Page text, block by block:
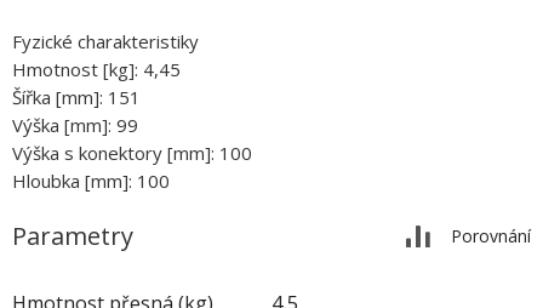
Fyzické charakteristiky
Hmotnost [kg]: 4,45
Šířka [mm]: 151
Výška [mm]: 99
Výška s konektory [mm]: 100
Hloubka [mm]: 100
Parametry Porovnání